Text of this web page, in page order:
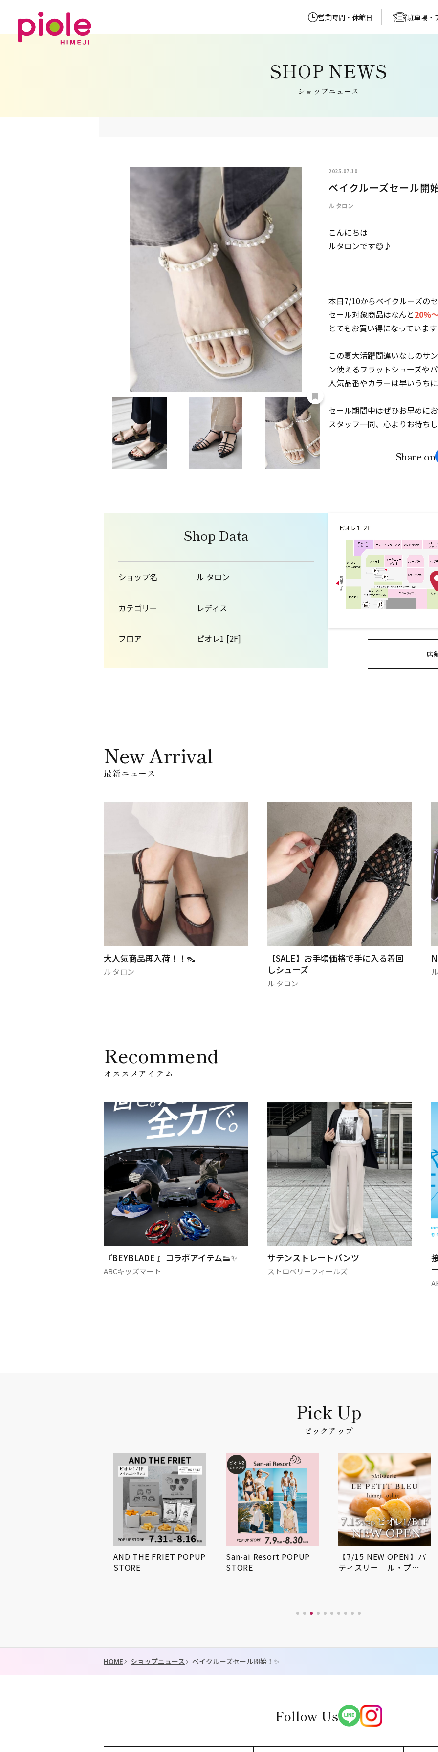
営業時間・休館日 駐車場・
ショップニュース
2025.07.10
ベイクルーズセール開
ル タロン
こんにちは
ルタロンです😊♪
本日7/10からベイクルーズの
セール対象商品はなんと20%
とてもお買い得になっていま
この夏大活躍間違いなしのサ
ン使えるフラットシューズや
人気品番やカラーは早いうち
セール期間中はぜひお早めに
スタッフ一同、心よりお待ち
Share on
Shop Data
ショップ名 ル タロン
カテゴリー レディス
フロア ピオレ1 [2F]
店
New Arrival
最新ニュース
【SALE】お手頃価格で手に入る着回
しシューズ
New Arrivals 🤎
ル タロン
Recommend
オススメアイテム
『BEYBLADE 』コラボアイテム👟✨
ABCキッズマート
サテンストレートパンツ
ストロベリーフィールズ
接触冷感素材
ピックアップ
AND THE FRIET POPUP
STORE
San-ai Resort POPUP
STORE
【7/15 NEW OPEN】パ
ティスリー ル・プ…
HOME ショップニュース ベイクルーズセール開始！✨
Follow Us